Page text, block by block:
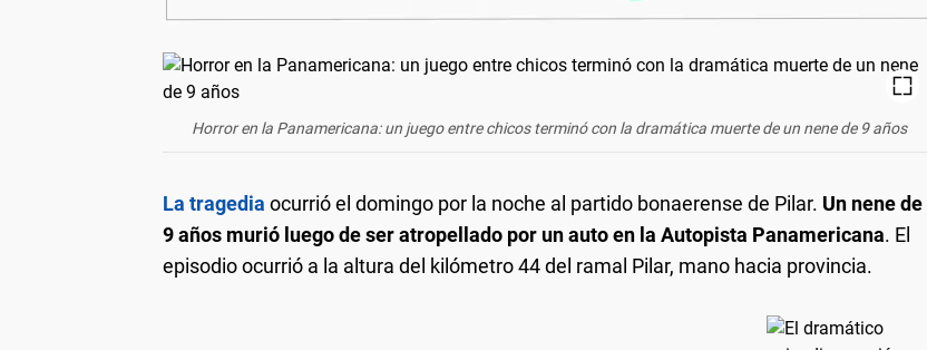
Horror en la Panamericana: un juego entre chicos terminó con la dramática muerte de un nene de 9 años
La tragedia ocurrió el domingo por la noche al partido bonaerense de Pilar. Un nene de
9 años murió luego de ser atropellado por un auto en la Autopista Panamericana. El
episodio ocurrió a la altura del kilómetro 44 del ramal Pilar, mano hacia provincia.